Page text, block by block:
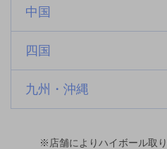
中国
四国
九州・沖縄
※店舗によりハイボール取